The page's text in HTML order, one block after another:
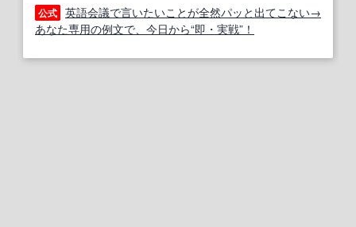
公式 英語会議で言いたいことが全然パッと出てこない→
あなた専用の例文で、今日から“即・実戦”！